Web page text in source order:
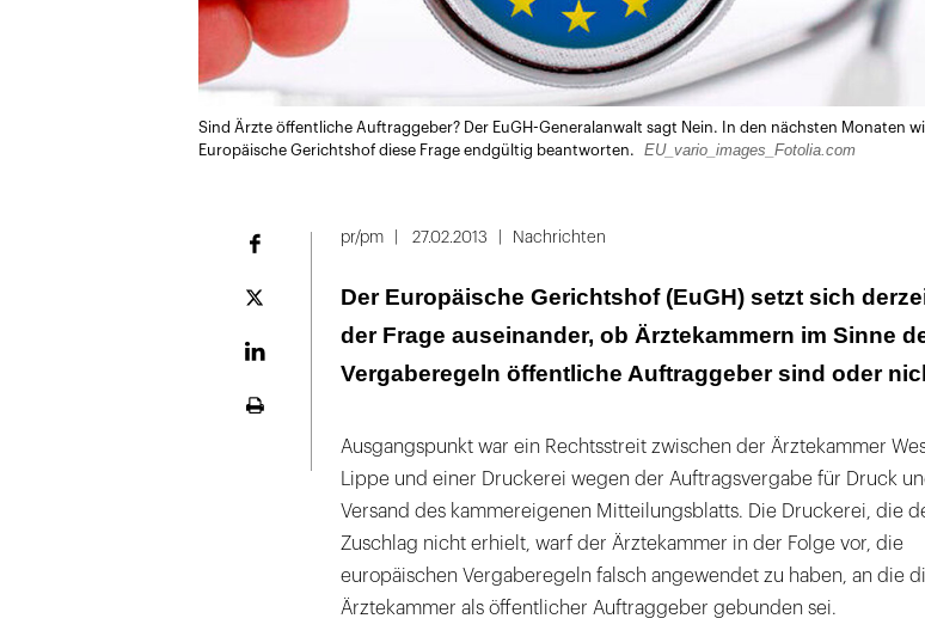
Sind Ärzte öffentliche Auftraggeber? Der EuGH-Generalanwalt sagt Nein. In den nächsten Monaten
Europäische Gerichtshof diese Frage endgültig beantworten.
EU_vario_images_Fotolia.com
Plattform
pr/pm 27.02.2013 Nachrichten
Der Europäische Gerichtshof (EuGH) setzt sich
der Frage auseinander, ob Ärztekammern im Sinne
Vergaberegeln öffentliche Auftraggeber sind oder
Ausgangspunkt war ein Rechtsstreit zwischen der Ärztekammer
Lippe und einer Druckerei wegen der Auftragsvergabe für Druck
Versand des kammereigenen Mitteilungsblatts. Die Druckerei, die
Zuschlag nicht erhielt, warf der Ärztekammer in der Folge vor, die
europäischen Vergaberegeln falsch angewendet zu haben, an die
Ärztekammer als öffentlicher Auftraggeber gebunden sei.